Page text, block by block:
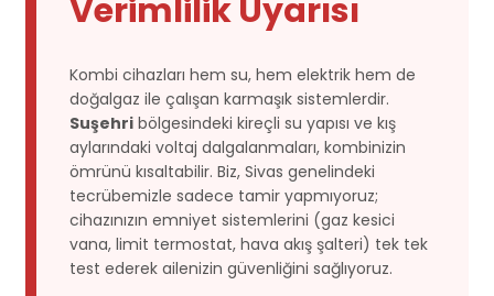
Verimlilik Uyarısı
Kombi cihazları hem su, hem elektrik hem de
doğalgaz ile çalışan karmaşık sistemlerdir.
Suşehri bölgesindeki kireçli su yapısı ve kış
aylarındaki voltaj dalgalanmaları, kombinizin
ömrünü kısaltabilir. Biz, Sivas genelindeki
tecrübemizle sadece tamir yapmıyoruz;
cihazınızın emniyet sistemlerini (gaz kesici
vana, limit termostat, hava akış şalteri) tek tek
test ederek ailenizin güvenliğini sağlıyoruz.